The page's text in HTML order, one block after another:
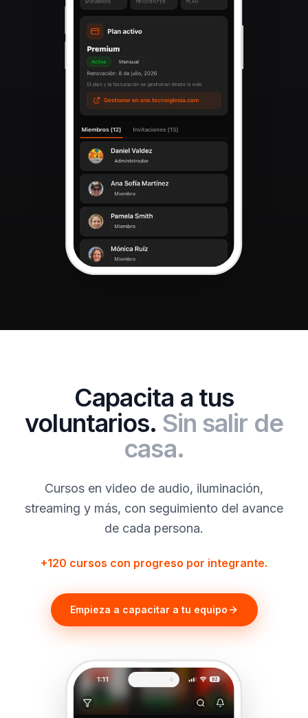
Capacita a tus
voluntarios. Sin salir de
casa.
Cursos en video de audio, iluminación,
streaming y más, con seguimiento del avance
de cada persona.
+120 cursos con progreso por integrante.
Empieza a capacitar a tu equipo